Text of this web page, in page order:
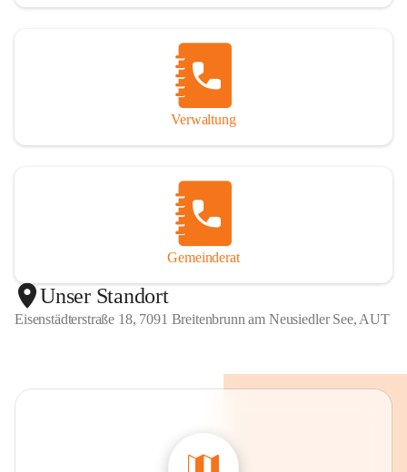
Verwaltung
Gemeinderat
Unser Standort
Eisenstädterstraße 18, 7091 Breitenbrunn am Neusiedler See, AUT